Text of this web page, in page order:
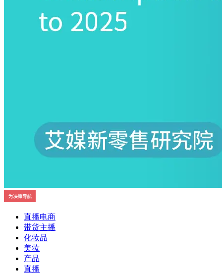
直播电商
带货主播
化妆品
美妆
产品
直播